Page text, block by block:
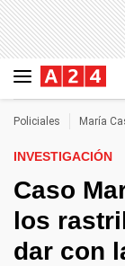
Policiales María
INVESTIGACIÓN
Caso
los
dar con